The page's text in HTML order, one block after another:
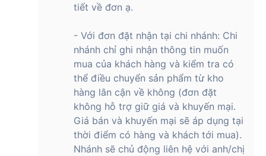
tiết về đơn ạ.
- Với đơn đặt nhận tại chi nhánh: Chi
nhánh chỉ ghi nhận thông tin muốn
mua của khách hàng và kiểm tra có
thể điều chuyển sản phẩm từ kho
hàng lân cận về không (đơn đặt
không hỗ trợ giữ giá và khuyến mại.
Giá bán và khuyến mại sẽ áp dụng tại
thời điểm có hàng và khách tới mua).
Nhánh sẽ chủ động liên hệ với anh/chị